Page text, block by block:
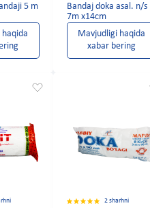
5 m
Bandaj doka asal. n/s
7m x14cm
Mavjudligi haqida
xabar bering
2 sharhni